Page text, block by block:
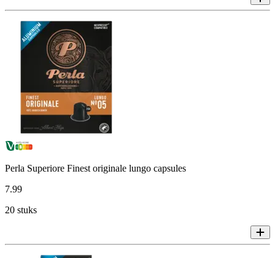
Perla Superiore Finest originale lungo capsules
7.99
20 stuks